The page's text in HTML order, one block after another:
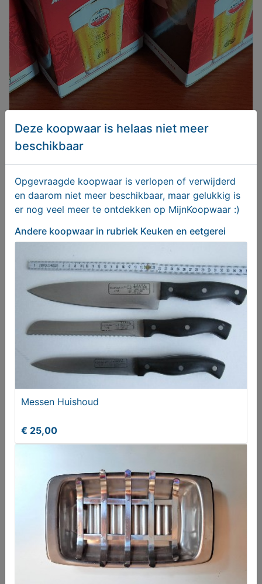
Amstel Oprichters Vaasjes 25c
Vanaf € 20,00
Deze koopwaar is helaas niet meer
beschikbaar
Opgevraagde koopwaar is verlopen of verwijderd
en daarom niet meer beschikbaar, maar gelukkig is
er nog veel meer te ontdekken op MijnKoopwaar :)
Andere koopwaar in rubriek Keuken en eetgerei
Messen Huishoud
€ 25,00